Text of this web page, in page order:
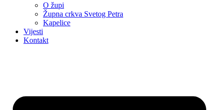
O župi
Župna crkva Svetog Petra
Kapelice
Vijesti
Kontakt